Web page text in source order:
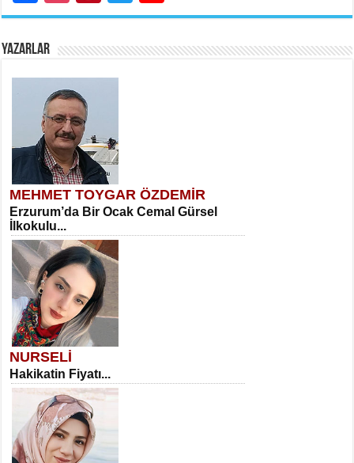
YAZARLAR
MEHMET TOYGAR ÖZDEMİR
Erzurum’da Bir Ocak Cemal Gürsel
İlkokulu...
NURSELİ
Hakikatin Fiyatı...